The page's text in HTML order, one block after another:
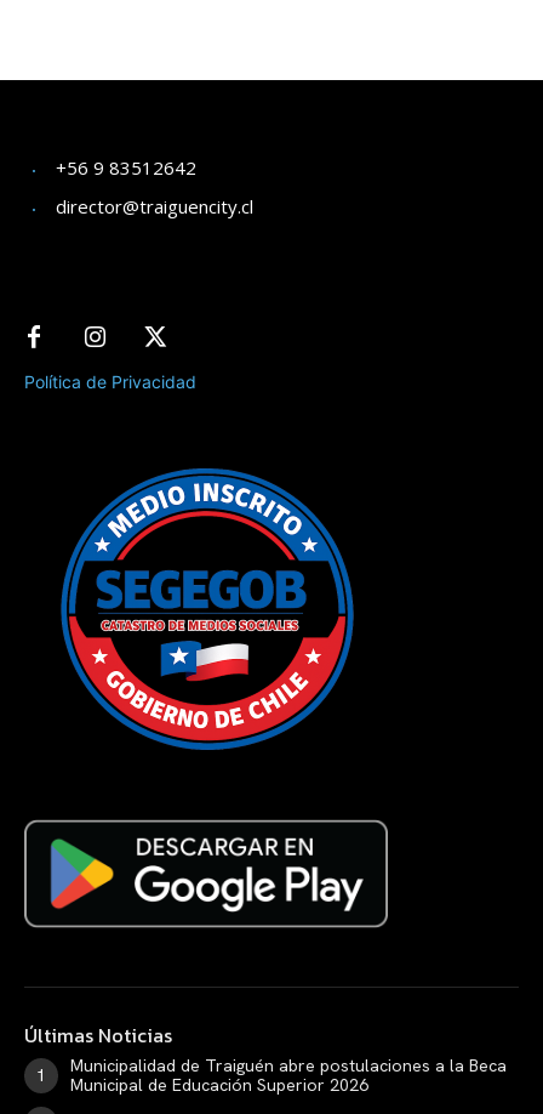
+56 9 83512642
director@traiguencity.cl
Política de Privacidad
Últimas Noticias
Municipalidad de Traiguén abre postulaciones a la Beca
Municipal de Educación Superior 2026